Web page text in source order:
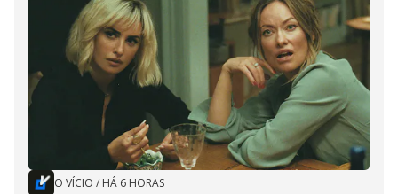
O VÍCIO / HÁ 6 HORAS